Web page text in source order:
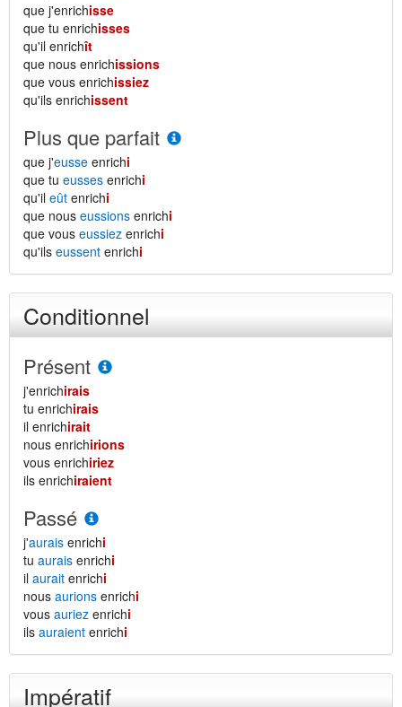
que j'enrichisse
que tu enrichisses
qu'il enrichît
que nous enrichissions
que vous enrichissiez
qu'ils enrichissent
Plus que parfait
que j'eusse enrichi
que tu eusses enrichi
qu'il eût enrichi
que nous eussions enrichi
que vous eussiez enrichi
qu'ils eussent enrichi
Conditionnel
Présent
j'enrichirais
tu enrichirais
il enrichirait
nous enrichirions
vous enrichiriez
ils enrichiraient
Passé
j'aurais enrichi
tu aurais enrichi
il aurait enrichi
nous aurions enrichi
vous auriez enrichi
ils auraient enrichi
Impératif